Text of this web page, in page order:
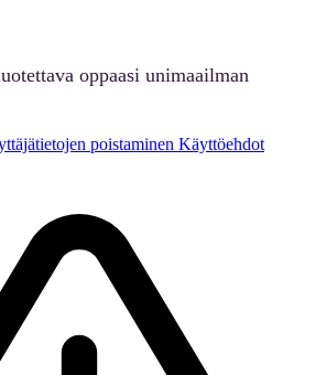
oppaasi unimaailman
poistaminen Käyttöehdot